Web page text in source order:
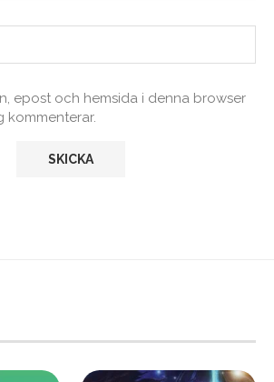
epost och hemsida i denna browser
kommenterar.